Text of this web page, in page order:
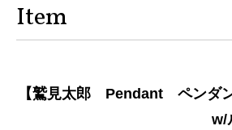
Item
【鷲見太郎 Pendant ペンダ
w/